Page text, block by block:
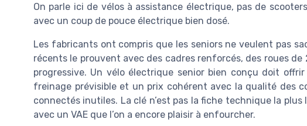
On parle ici de vélos à assistance électrique, pas de
avec un coup de pouce électrique bien dosé.
Les fabricants ont compris que les seniors ne veulent pas
récents le prouvent avec des cadres renforcés, des roues
progressive. Un vélo électrique senior bien conçu doit
freinage prévisible et un prix cohérent avec la qualité des
connectés inutiles. La clé n’est pas la fiche technique la plus
avec un VAE que l’on a encore plaisir à enfourcher.